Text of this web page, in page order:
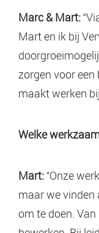
Marc & Mart:
Mart en ik bij
zorgen voor
maakt werken
Welke
Mart:“Onze
maar we vinden
om te doen.